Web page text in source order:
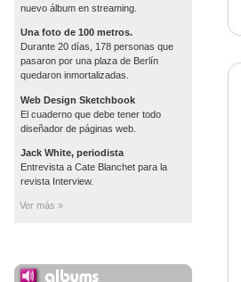
nuevo álbum en streaming.
Una foto de 100 metros.
Durante 20 días, 178 personas que
pasaron por una plaza de Berlín
quedaron inmortalizadas.
Web Design Sketchbook
El cuaderno que debe tener todo
diseñador de páginas web.
Jack White, periodista
Entrevista a Cate Blanchet para la
revista Interview.
Ver más »